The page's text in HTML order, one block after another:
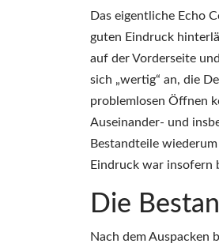
Das eigentliche Echo
guten Eindruck
auf der Vorderseite
sich „wertig“ an, die
problemlosen Öffnen
Auseinander- und
Bestandteile
Eindruck war insofern
Die
Nach dem Auspacken